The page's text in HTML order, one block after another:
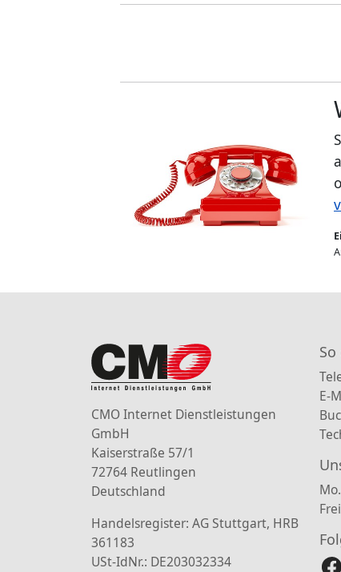
CMO Internet Dienstleistungen
GmbH
Kaiserstraße 57/1
72764 Reutlingen
Deutschland
Handelsregister: AG Stuttgart, HRB
361183
USt-IdNr.: DE203032334
E-